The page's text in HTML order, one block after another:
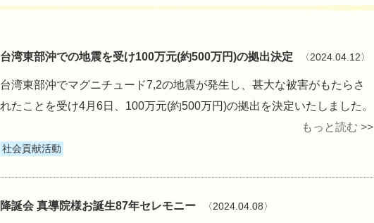
台湾東部沖での地震を受け100万元(約500万円)の拠出決定 〈2024.04.12〉
台湾東部沖でマグニチュード7,2の地震が発生し、甚大な被害がもたらさ
れたことを受け4月6日、100万元(約500万円)の拠出を決定いたしました。
もっと読む >>
社会貢献活動
降誕会 真導院様お誕生87年セレモニー 〈2024.04.08〉